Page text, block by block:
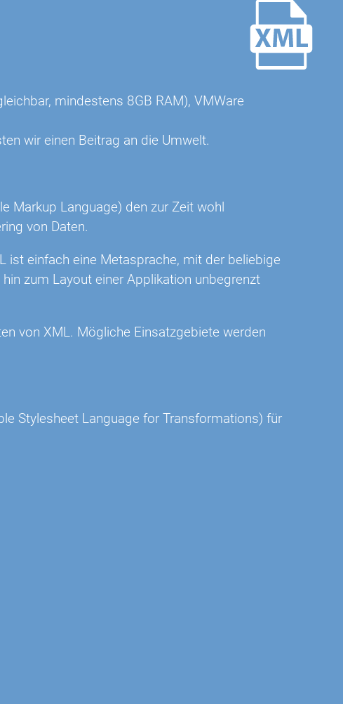
mindestens 8GB RAM), VMWare
wir einen Beitrag an die Umwelt.
Markup Language) den zur Zeit wohl
von Daten.
ist einfach eine Metasprache, mit der beliebige
zum Layout einer Applikation unbegrenzt
von XML. Mögliche Einsatzgebiete werden
Stylesheet Language for Transformations) für